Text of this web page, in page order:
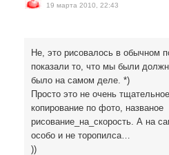
19 марта 2010, 22:43
Не, это рисовалось в обычном
показали то, что мы были
было на самом деле. *)
Просто это не очень
копирование по фото, названое
рисование_на_скорость. А на
особо и не торопилса…
))